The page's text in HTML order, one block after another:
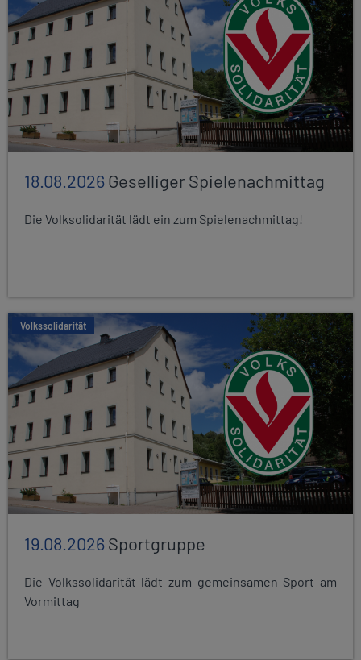
18.08.2026Geselliger Spielenachmittag
Die Volksolidarität lädt ein zum Spielenachmittag!
Volkssolidarität
19.08.2026Sportgruppe
Die Volkssolidarität lädt zum gemeinsamen Sport am
Vormittag